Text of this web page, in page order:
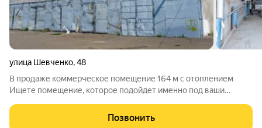
улица Шевченко,48
В продаже коммерческое помещение 164 м с отоплением
Ищете помещение, которое подойдет именно под ваши
функциональность и выгодное расположение. Основные
Позвонить